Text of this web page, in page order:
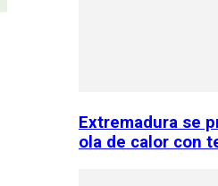
Extremadura se
ola de calor con